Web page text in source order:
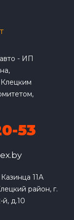
- ИП
Клецким
53
11А
район, г.
й, д.10